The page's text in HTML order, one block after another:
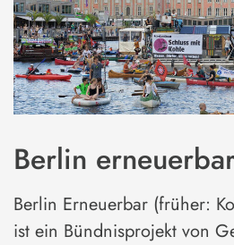
Berlin
Berlin Erneuerbar (früher:
ist ein Bündnisprojekt von